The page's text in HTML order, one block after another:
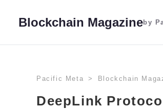
Blockchain Magazineby
Pacific Meta Blockchain
DeepLink